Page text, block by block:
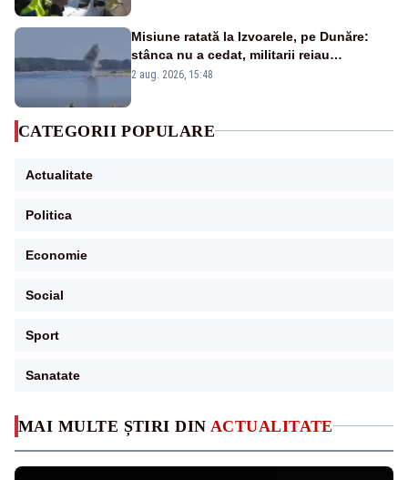
MAI MULTE ȘTIRI DIN ACTUALITATE
Misiune ratată la Izvoarele, pe Dunăre:
stânca nu a cedat, militarii reiau
detonările luni – VIDEO
2 aug. 2026, 15:48
CATEGORII POPULARE
Actualitate
Politica
Economie
Social
Sport
Sanatate